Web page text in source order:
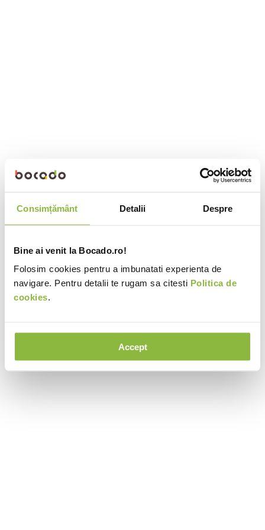
Consimțământ Detalii Despre
Bine ai venit la Bocado.ro!
Folosim cookies pentru a imbunatati experienta de
navigare. Pentru detalii te rugam sa citesti Politica de
cookies.
Accept